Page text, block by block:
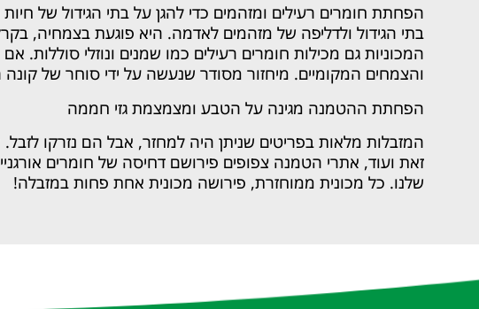
הפחתת חומרים רעילים ומזהמים כדי להגן על בתי הגידול של
בתי הגידול ולדליפה של מזהמים לאדמה. היא פוגעת בצמחיה,
המכוניות גם מכילות חומרים רעילים כמו שמנים ונוזלי
והצמחים המקומיים. מיחזור מסודר שנעשה על ידי סוחר של קונה
הפחתת ההטמנה מגינה על הטבע ומצמצמת גזי חממה
המזבלות מלאות בפריטים שניתן היה למחזר, אבל הם נזרקו
זאת ועוד, אתרי הטמנה צפופים פירושם דחיסה של חומרים
שלנו. כל מכונית ממוחזרת, פירושה מכונית אחת פחות במזבלה!